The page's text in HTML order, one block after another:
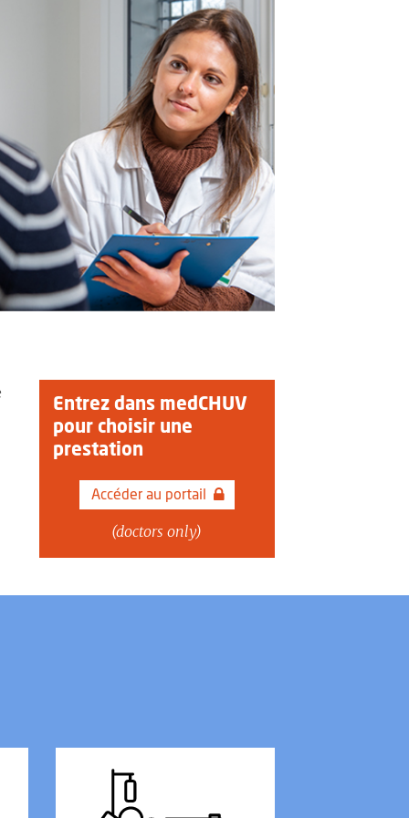
Entrez dans medCHUV
pour choisir une
prestation
Accéder au portail
(doctors only)